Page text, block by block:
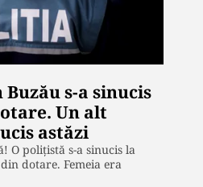
s-a sinucis
Un alt
astăzi
O polițistă s-a sinucis la
dotare. Femeia era